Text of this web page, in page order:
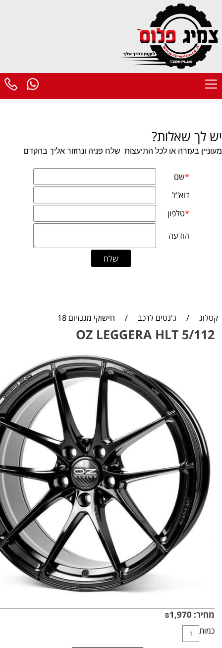
יש לך שאלות?
מעוניין בעזרה או לכל התיעצות שלח פניה ונחזור אליך בהקדם
קטלוג / ג'נטים לרכב / חישוקי מגנזיום 18
OZ LEGGERA HLT 5/112
מחיר: ₪1,970
כמות